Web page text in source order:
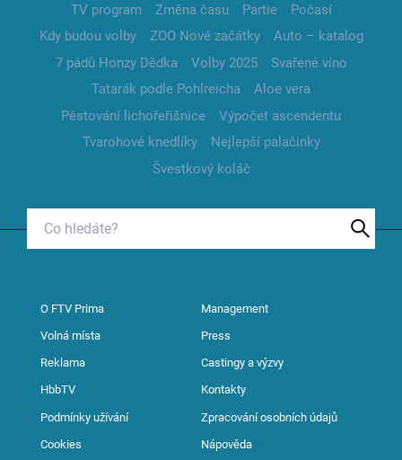
TV program
Změna času Partie
Počasí
Kdy budou volby
ZOO Nové začátky
Auto – katalog
7 pádů Honzy Dědka
Volby 2025
Svařené víno
Tatarák podle Pohlreicha
Aloe vera
Pěstování lichořeřišnice
Výpočet ascendentu
Tvarohové knedlíky
Nejlepší palačinky
Švestkový koláč
O FTV Prima Management
Volná místa Press
Reklama Castingy a výzvy
HbbTV Kontakty
Podmínky užívání Zpracování osobních údajů
Cookies Nápověda